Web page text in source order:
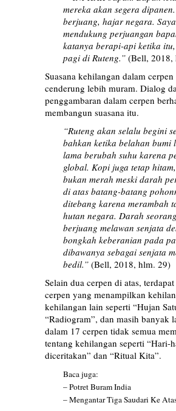
mereka akan segera
berjuang, hajar negara.
mendukung perjuangan
katanya berapi-api ketika
pagi di Ruteng.” (Bell, 2018,
Suasana kehilangan dalam
cenderung lebih muram. Dialog
penggambaran dalam cerpen
membangun suasana itu.
“Ruteng akan selalu begini
bahkan ketika belahan bumi
lama berubah suhu karena
global. Kopi juga tetap
bukan merah meski darah
di atas batang-batang
ditebang karena merambah
hutan negara. Darah
berjuang melawan senjata
bongkah keberanian pada
dibawanya sebagai senjata
bedil.” (Bell, 2018, hlm. 29)
Selain dua cerpen di atas,
cerpen yang menampilkan
kehilangan lain seperti “Hujan
“Radiogram”, dan masih banyak
dalam 17 cerpen tidak semua
tentang kehilangan seperti “Hari-
diceritakan” dan “Ritual Kita”.
Baca juga:
–Potret Buram India
–Mengantar Tiga Saudari Ke